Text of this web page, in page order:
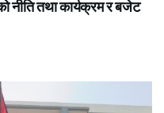
नीति तथा कार्यक्रम र बजेट